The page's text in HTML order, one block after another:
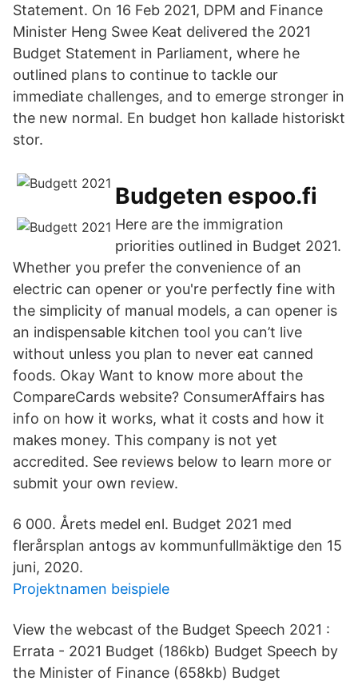
Statement. On 16 Feb 2021, DPM and Finance
Minister Heng Swee Keat delivered the 2021
Budget Statement in Parliament, where he
outlined plans to continue to tackle our
immediate challenges, and to emerge stronger in
the new normal. En budget hon kallade historiskt
stor.
Budgeten espoo.fi
Here are the immigration
priorities outlined in Budget 2021.
Whether you prefer the convenience of an
electric can opener or you're perfectly fine with
the simplicity of manual models, a can opener is
an indispensable kitchen tool you can’t live
without unless you plan to never eat canned
foods. Okay Want to know more about the
CompareCards website? ConsumerAffairs has
info on how it works, what it costs and how it
makes money. This company is not yet
accredited. See reviews below to learn more or
submit your own review.
6 000. Årets medel enl. Budget 2021 med
flerårsplan antogs av kommunfullmäktige den 15
juni, 2020.
Projektnamen beispiele
View the webcast of the Budget Speech 2021 :
Errata - 2021 Budget (186kb) Budget Speech by
the Minister of Finance (658kb) Budget